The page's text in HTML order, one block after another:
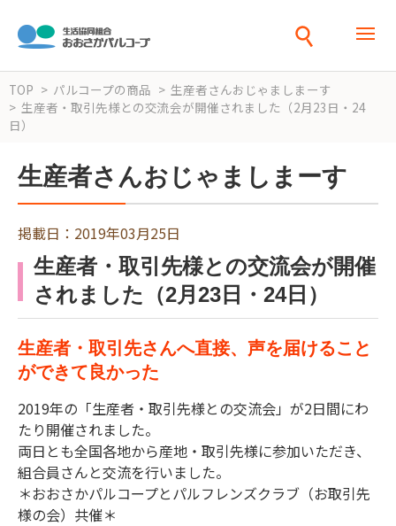
TOP パルコープの商品
生産者さんおじゃましまーす
生産者・取引先様との交流会が開催されました（2月23日・24
日）
生産者さんおじゃましまーす
掲載日：2019年03月25日
生産者・取引先様との交流会が開催
されました（2月23日・24日）
生産者・取引先さんへ直接、声を届けること
ができて良かった
2019年の「生産者・取引先様との交流会」が2日間にわ
たり開催されました。
両日とも全国各地から産地・取引先様に参加いただき、
組合員さんと交流を行いました。
＊おおさかパルコープとパルフレンズクラブ（お取引先
様の会）共催＊